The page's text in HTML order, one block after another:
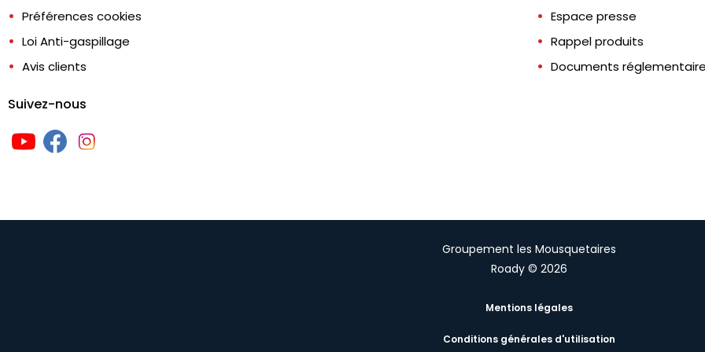
Préférences cookies
Loi Anti-gaspillage
Avis clients
Espace presse
Rappel produits
Documents
Suivez-nous
Groupement les Mousquetaires
Roady © 2026
Mentions légales
Conditions générales d'utilisation